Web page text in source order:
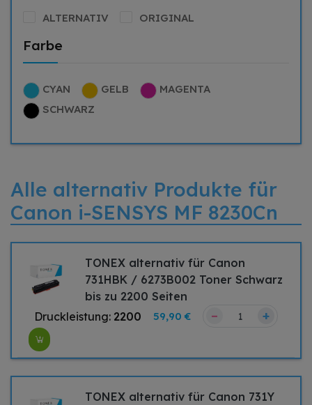
ALTERNATIV ORIGINAL
Farbe
CYAN GELB
MAGENTA
SCHWARZ
Alle alternativ Produkte für
Canon i-SENSYS MF 8230Cn
TONEX alternativ für Canon
731HBK / 6273B002 Toner Schwarz
bis zu 2200 Seiten
Druckleistung: 2200 59,90 € – +
TONEX alternativ für Canon 731Y